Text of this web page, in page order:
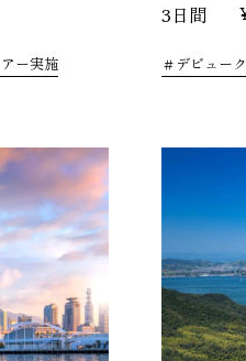
ー実施
3日間
デビュー